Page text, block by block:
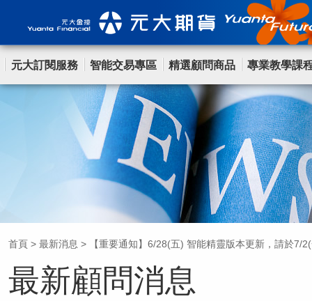
元大訂閱服務 智能交易專區 精選顧問商品 專業教學課
首頁 > 最新消息 > 【重要通知】6/28(五) 智能精靈版本更新，請於7/
最新顧問消息